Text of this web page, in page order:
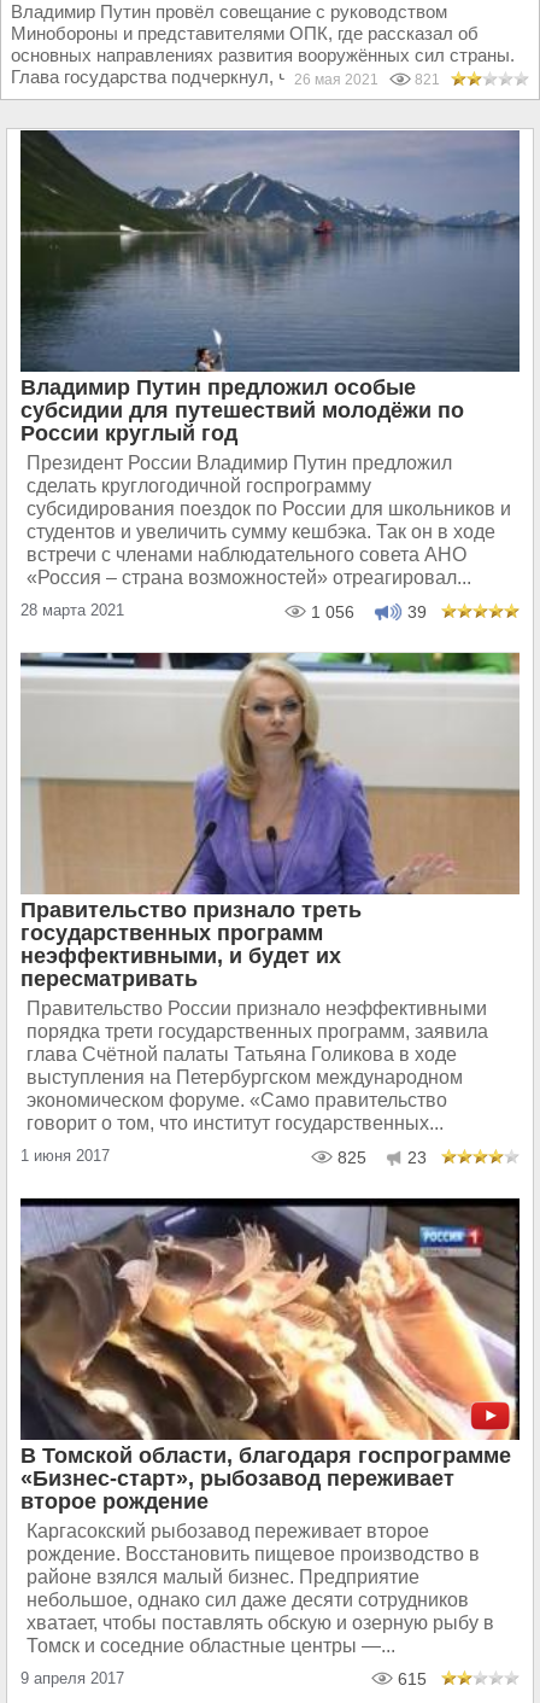
Владимир Путин провёл совещание с руководством
Минобороны и представителями ОПК, где рассказал об
основных направлениях развития вооружённых сил страны.
Глава государства подчеркнул, что в России серьёзно...
26 мая 2021 821
Владимир Путин предложил особые
субсидии для путешествий молодёжи по
России круглый год
Президент России Владимир Путин предложил
сделать круглогодичной госпрограмму
субсидирования поездок по России для школьников и
студентов и увеличить сумму кешбэка. Так он в ходе
встречи с членами наблюдательного совета АНО
«Россия – страна возможностей» отреагировал...
28 марта 2021 1 056 39
Правительство признало треть
государственных программ
неэффективными, и будет их
пересматривать
Правительство России признало неэффективными
порядка трети государственных программ, заявила
глава Счётной палаты Татьяна Голикова в ходе
выступления на Петербургском международном
экономическом форуме. «Само правительство
говорит о том, что институт государственных...
1 июня 2017 825 23
В Томской области, благодаря госпрограмме
«Бизнес-старт», рыбозавод переживает
второе рождение
Каргасокский рыбозавод переживает второе
рождение. Восстановить пищевое производство в
районе взялся малый бизнес. Предприятие
небольшое, однако сил даже десяти сотрудников
хватает, чтобы поставлять обскую и озерную рыбу в
Томск и соседние областные центры —...
9 апреля 2017 615